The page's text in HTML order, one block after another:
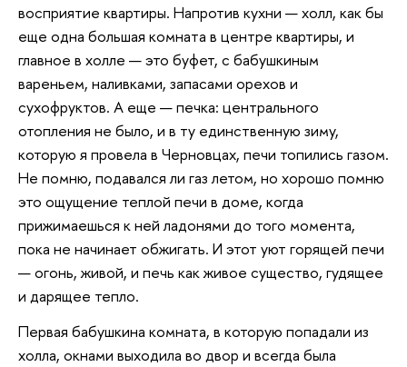
восприятие квартиры. Напротив кухни — холл, как бы
еще одна большая комната в центре квартиры, и
главное в холле — это буфет, с бабушкиным
вареньем, наливками, запасами орехов и
сухофруктов. А еще — печка: центрального
отопления не было, и в ту единственную зиму,
которую я провела в Черновцах, печи топились газом.
Не помню, подавался ли газ летом, но хорошо помню
это ощущение теплой печи в доме, когда
прижимаешься к ней ладонями до того момента,
пока не начинает обжигать. И этот уют горящей печи
— огонь, живой, и печь как живое существо, гудящее
и дарящее тепло.
Первая бабушкина комната, в которую попадали из
холла, окнами выходила во двор и всегда была